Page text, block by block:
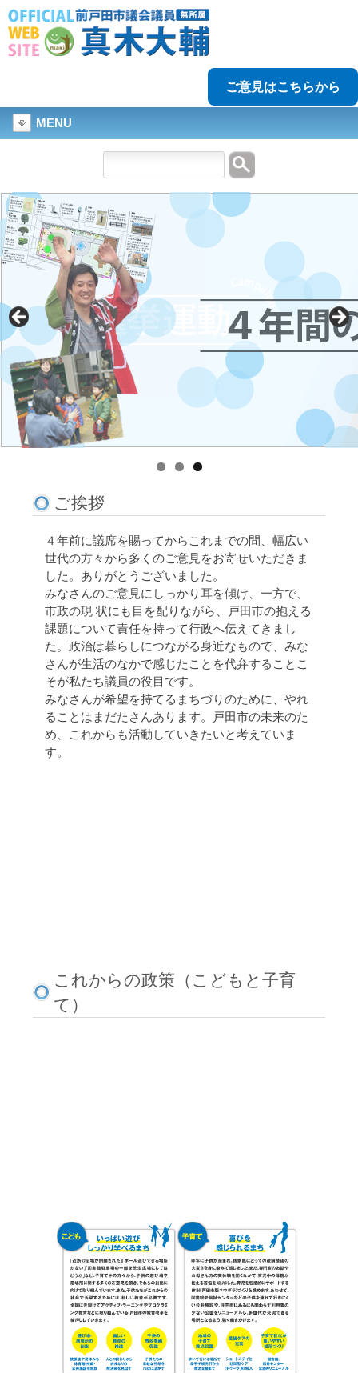
ご意見はこちらから
MENU
ご挨拶
４年前に議席を賜ってからこれまでの間、幅広い
世代の方々から多くのご意見をお寄せいただきま
した。ありがとうございました。
みなさんのご意見にしっかり耳を傾け、一方で、
市政の現 状にも目を配りながら、戸田市の抱える
課題について責任を持って行政へ伝えてきまし
た。政治は暮らしにつながる身近なもので、みな
さんが生活のなかで感じたことを代弁することこ
そが私たち議員の役目です。
みなさんが希望を持てるまちづりのために、やれ
ることはまだたさんあります。戸田市の未来のた
め、これからも活動していきたいと考えていま
す。
これからの政策（こどもと子育
て）